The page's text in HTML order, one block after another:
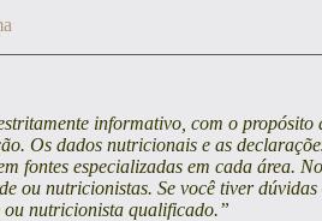
informativo, com o
Os dados nutricionais e as
fontes especializadas em cada área.
ou nutricionistas. Se você tiver
ou nutricionista qualificado.”